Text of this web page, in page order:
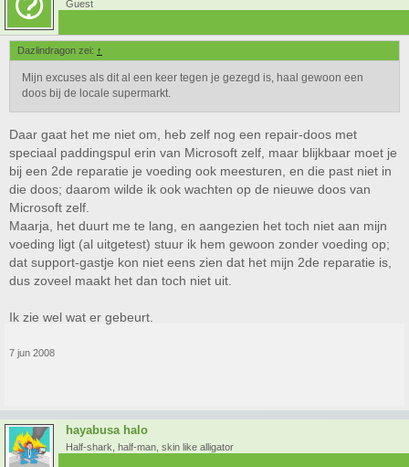
Guest
Dazlindragon zei: ↑
Mijn excuses als dit al een keer tegen je gezegd is, haal gewoon een
doos bij de locale supermarkt.
Daar gaat het me niet om, heb zelf nog een repair-doos met
speciaal paddingspul erin van Microsoft zelf, maar blijkbaar moet je
bij een 2de reparatie je voeding ook meesturen, en die past niet in
die doos; daarom wilde ik ook wachten op de nieuwe doos van
Microsoft zelf.
Maarja, het duurt me te lang, en aangezien het toch niet aan mijn
voeding ligt (al uitgetest) stuur ik hem gewoon zonder voeding op;
dat support-gastje kon niet eens zien dat het mijn 2de reparatie is,
dus zoveel maakt het dan toch niet uit.
Ik zie wel wat er gebeurt.
7 jun 2008
hayabusa halo
Half-shark, half-man, skin like alligator